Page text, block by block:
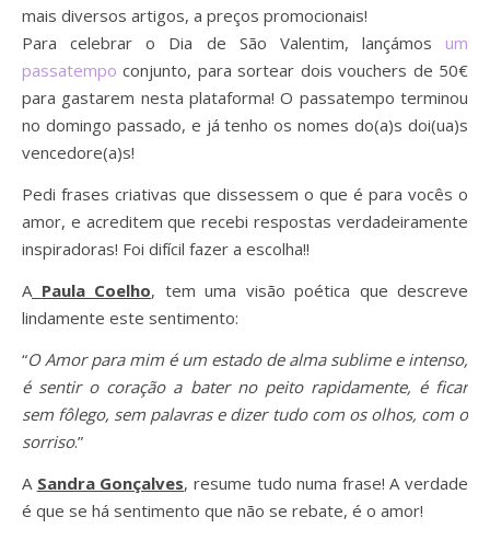
mais diversos artigos, a preços promocionais!
Para celebrar o Dia de São Valentim, lançámos um
passatempo conjunto, para sortear dois vouchers de 50€
para gastarem nesta plataforma! O passatempo terminou
no domingo passado, e já tenho os nomes do(a)s doi(ua)s
vencedore(a)s!
Pedi frases criativas que dissessem o que é para vocês o
amor, e acreditem que recebi respostas verdadeiramente
inspiradoras! Foi difícil fazer a escolha!!
A Paula Coelho, tem uma visão poética que descreve
lindamente este sentimento:
“O Amor para mim é um estado de alma sublime e intenso,
é sentir o coração a bater no peito rapidamente, é ficar
sem fôlego, sem palavras e dizer tudo com os olhos, com o
sorriso.”
A Sandra Gonçalves, resume tudo numa frase! A verdade
é que se há sentimento que não se rebate, é o amor!